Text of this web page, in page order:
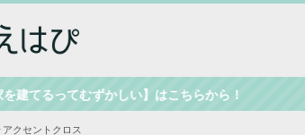
てるってむずかしい】はこちらから！
アクセントクロス